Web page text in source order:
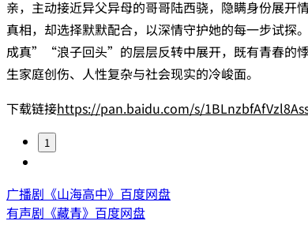
亲，主动接近异父异母的哥哥陆西骁，隐瞒身份展开
真相，却选择默默配合，以深情守护她的每一步试
成真”“浪子回头”的层层反转中展开，既有青春的
生家庭创伤、人性复杂与社会现实的冷峻面。
下载链接https://pan.baidu.com/s/
1
广播剧《山海高中》百度网盘
有声剧《藏青》百度网盘